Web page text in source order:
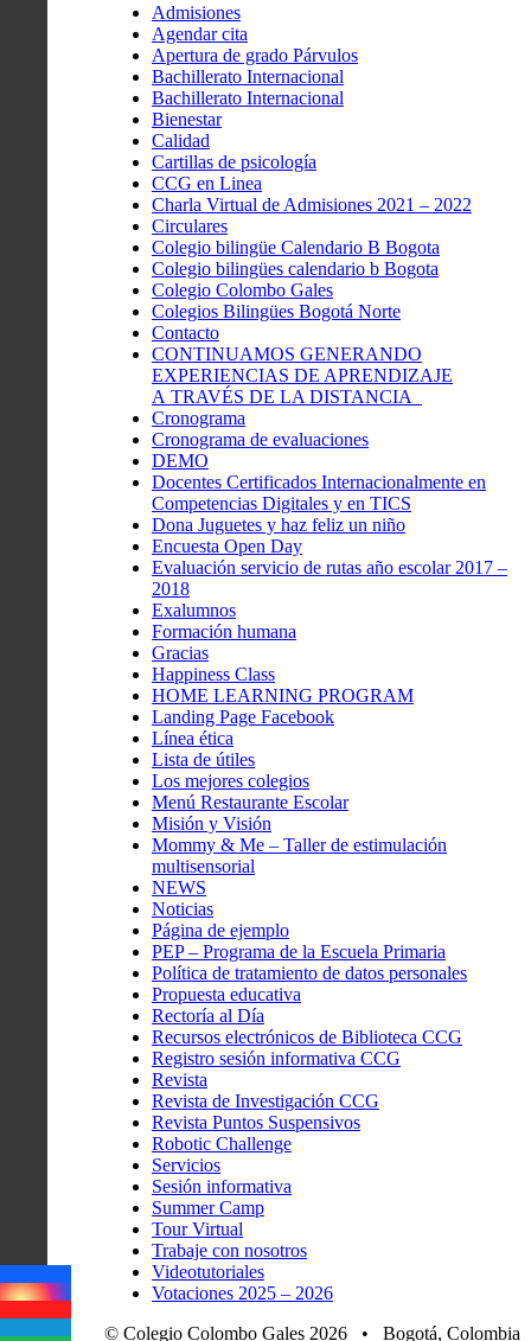
Admisiones
Agendar cita
Apertura de grado Párvulos
Bachillerato Internacional
Bachillerato Internacional
Bienestar
Calidad
Cartillas de psicología
CCG en Linea
Charla Virtual de Admisiones 2021 – 2022
Circulares
Colegio bilingüe Calendario B Bogota
Colegio bilingües calendario b Bogota
Colegio Colombo Gales
Colegios Bilingües Bogotá Norte
Contacto
CONTINUAMOS GENERANDO
EXPERIENCIAS DE APRENDIZAJE
A TRAVÉS DE LA DISTANCIA
Cronograma
Cronograma de evaluaciones
DEMO
Docentes Certificados Internacionalmente en
Competencias Digitales y en TICS
Dona Juguetes y haz feliz un niño
Encuesta Open Day
Evaluación servicio de rutas año escolar 2017 –
2018
Exalumnos
Formación humana
Gracias
Happiness Class
HOME LEARNING PROGRAM
Landing Page Facebook
Línea ética
Lista de útiles
Los mejores colegios
Menú Restaurante Escolar
Misión y Visión
Mommy & Me – Taller de estimulación
multisensorial
NEWS
Noticias
Página de ejemplo
PEP – Programa de la Escuela Primaria
Política de tratamiento de datos personales
Propuesta educativa
Rectoría al Día
Recursos electrónicos de Biblioteca CCG
Registro sesión informativa CCG
Revista
Revista de Investigación CCG
Revista Puntos Suspensivos
Robotic Challenge
Servicios
Sesión informativa
Summer Camp
Tour Virtual
Trabaje con nosotros
Videotutoriales
Votaciones 2025 – 2026
© Colegio Colombo Gales 2026 • Bogotá, Colombia